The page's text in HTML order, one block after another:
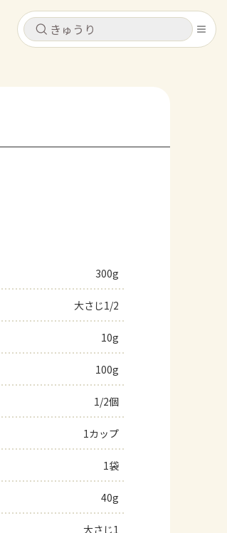
キャンセル
よくあるお問い合わせ
お買い物
キャンセル
300g
大さじ1/2
10g
100g
1/2個
1カップ
1袋
40g
大さじ1